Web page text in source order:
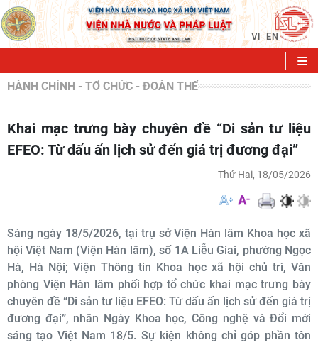
VI | EN
HÀNH CHÍNH - TỔ CHỨC - ĐOÀN THỂ
Khai mạc trưng bày chuyên đề “Di sản tư liệu
EFEO: Từ dấu ấn lịch sử đến giá trị đương đại”
Thứ Hai, 18/05/2026
Sáng ngày 18/5/2026, tại trụ sở Viện Hàn lâm Khoa học xã
hội Việt Nam (Viện Hàn lâm), số 1A Liễu Giai, phường Ngọc
Hà, Hà Nội; Viện Thông tin Khoa học xã hội chủ trì, Văn
phòng Viện Hàn lâm phối hợp tổ chức khai mạc trưng bày
chuyên đề “Di sản tư liệu EFEO: Từ dấu ấn lịch sử đến giá trị
đương đại”, nhân Ngày Khoa học, Công nghệ và Đổi mới
sáng tạo Việt Nam 18/5. Sự kiện không chỉ góp phần tôn